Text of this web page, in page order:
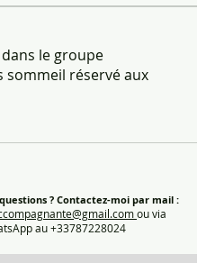
le groupe
sommeil réservé aux
?Contactez-moi par mail :
ou via
au +33787228024